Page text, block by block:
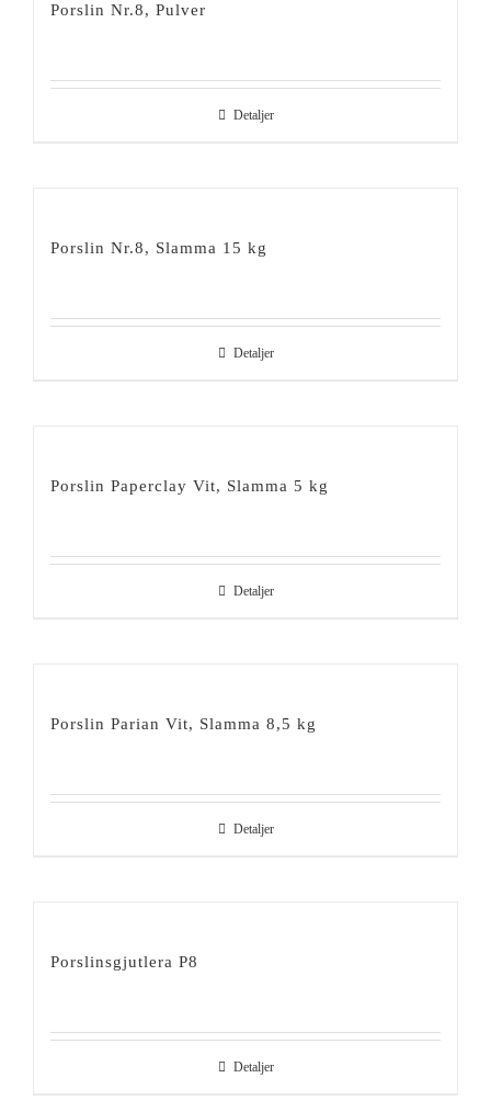
Porslin Nr.8, Pulver
Detaljer
Porslin Nr.8, Slamma 15 kg
Detaljer
Porslin Paperclay Vit, Slamma 5 kg
Detaljer
Porslin Parian Vit, Slamma 8,5 kg
Detaljer
Porslinsgjutlera P8
Detaljer